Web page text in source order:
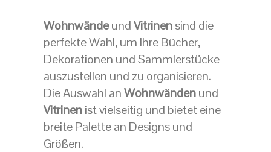
WohnwändeundVitrinensind die
perfekte Wahl, um Ihre Bücher,
Dekorationen und Sammlerstücke
auszustellen und zu organisieren.
Die Auswahl anWohnwändenund
Vitrinenist vielseitig und bietet eine
breite Palette an Designs und
Größen.